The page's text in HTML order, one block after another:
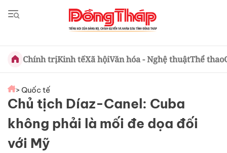
Chính trịKinh tếXã hộiVăn hóa - Nghệ thuậtThể thao
> Quốc tế
Chủ tịch Díaz-Canel: Cuba
không phải là mối đe dọa đối
với Mỹ